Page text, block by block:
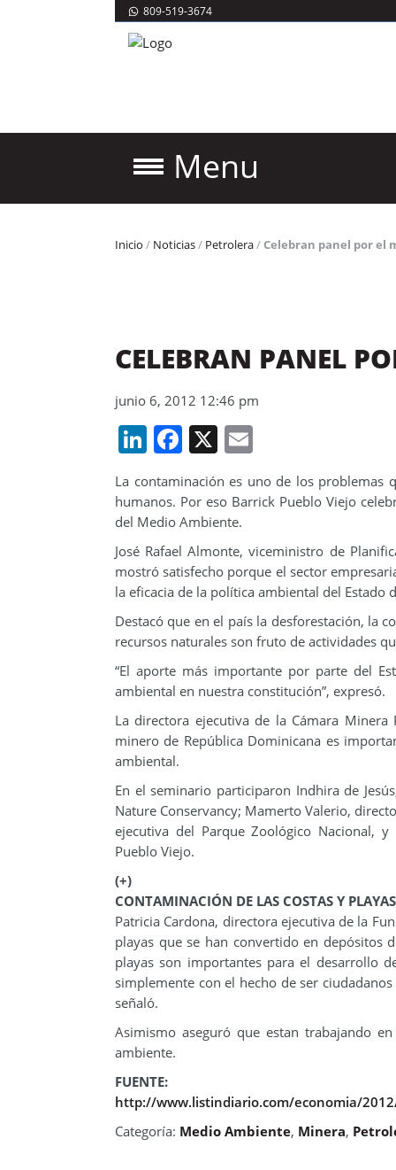
809-519-3674
Menu
Inicio / Noticias/ Petrolera/Celebran panel por el
CELEBRAN PANEL
junio 6, 2012 12:46 pm
LinkedIn
Facebook
X
La contaminación es uno de los problemas
humanos. Por eso Barrick Pueblo Viejo
del Medio Ambiente.
José Rafael Almonte, viceministro de
mostró satisfecho porque el sector
la eficacia de la política ambiental del Estado
Destacó que en el país la desforestación, la
recursos naturales son fruto de actividades
“El aporte más importante por parte del
ambiental en nuestra constitución”, expresó.
La directora ejecutiva de la Cámara
minero de República Dominicana es
ambiental.
En el seminario participaron Indhira de
Nature Conservancy; Mamerto Valerio,
ejecutiva del Parque Zoológico Nacional,
Pueblo Viejo.
(+)
CONTAMINACIÓN DE LAS COSTAS Y
Patricia Cardona, directora ejecutiva de la
playas que se han convertido en depósitos
playas son importantes para el desarrollo
simplemente con el hecho de ser
señaló.
Asimismo aseguró que estan trabajando
ambiente.
FUENTE:
http://www.listindiario.com/economia/
Categoría: Medio Ambiente, Minera,